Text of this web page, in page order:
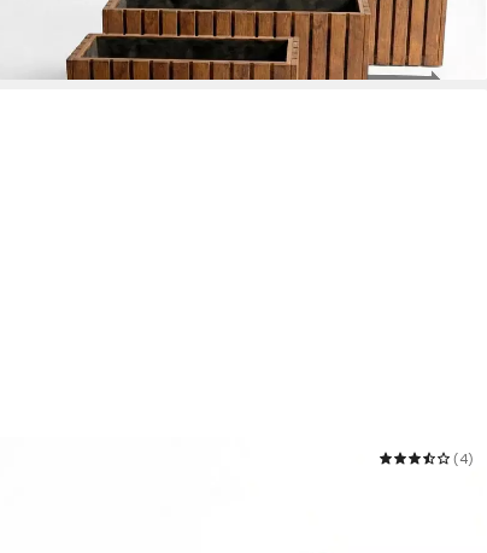
Blumenkasten für außen, massiv groß
in 6-7 Werktagen bei dir
(4)